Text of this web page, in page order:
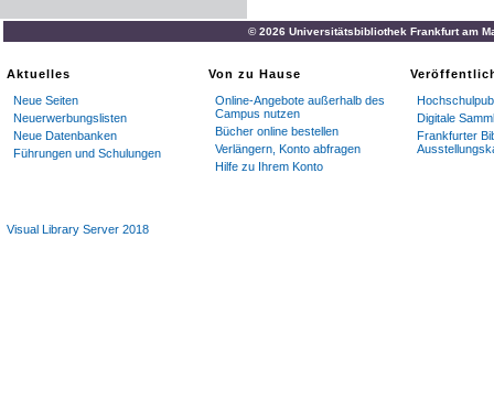
© 2026 Universitätsbibliothek Frankfurt am
Aktuelles
Neue Seiten
Neuerwerbungslisten
Neue Datenbanken
Führungen und Schulungen
Von zu Hause
Online-Angebote außerhalb des
Campus nutzen
Bücher online bestellen
Verlängern, Konto abfragen
Hilfe zu Ihrem Konto
Digitale
Frankfurter
Visual Library Server 2018